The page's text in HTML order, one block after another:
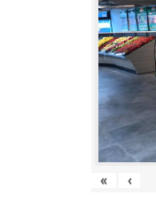
« ‹